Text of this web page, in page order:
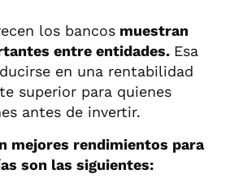
los bancos muestran
entre entidades. Esa
en una rentabilidad
superior para quienes
antes de invertir.
mejores rendimientos para
son las siguientes: